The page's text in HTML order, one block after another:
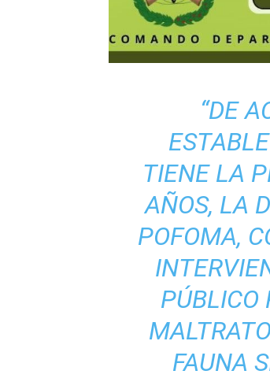
“DE
TIENE LA
AÑOS, LA
POFOMA,
PÚBLICO
FAUNA